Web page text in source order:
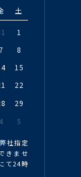
土
1
7
8
15
22
29
4 5
社指定
きませ
て24時